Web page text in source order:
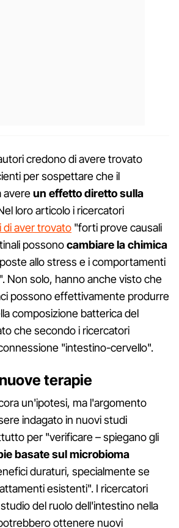
credono di avere trovato
per sospettare che il
avereun effetto diretto sulla
loro articolo i ricercatori
aver trovato "forti prove causali
possonocambiare la chimica
allo stress e i comportamenti
Non solo, hanno anche visto che
possono effettivamente produrre
composizione batterica del
che secondo i ricercatori
"intestino-cervello".
terapie
un'ipotesi, ma l'argomento
indagato in nuovi studi
per "verificare – spiegano gli
basate sul microbioma
duraturi, specialmente se
esistenti". I ricercatori
del ruolo dell'intestino nella
ottenere nuovi